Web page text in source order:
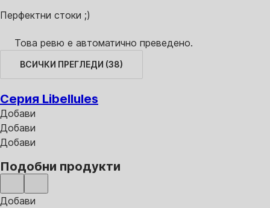
Перфектни стоки ;)
Това ревю е автоматично преведено.
ВСИЧКИ ПРЕГЛЕДИ (38)
Серия Libellules
Добави
Добави
Добави
Подобни продукти
Добави